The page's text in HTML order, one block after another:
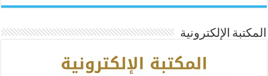
المكتبة الإلكترونية